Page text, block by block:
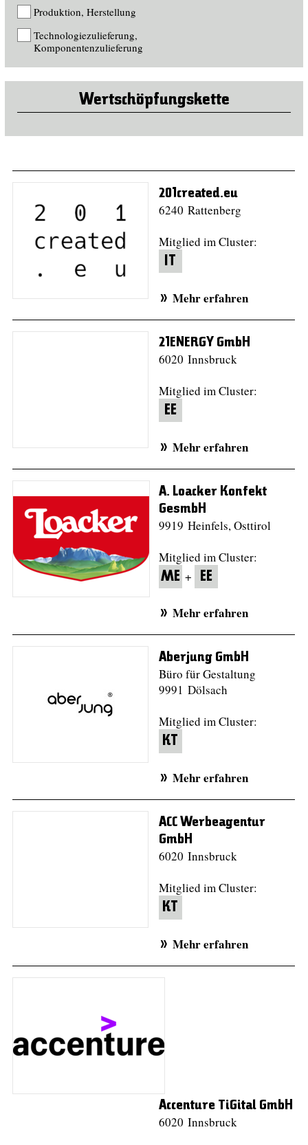
Produktion, Herstellung
Technologiezulieferung,
Komponentenzulieferung
Wertschöpfungskette
201created.eu
6240 Rattenberg
Mitglied im Cluster:
IT
Mehr erfahren
21ENERGY GmbH
6020 Innsbruck
Mitglied im Cluster:
EE
Mehr erfahren
A. Loacker Konfekt
GesmbH
9919 Heinfels, Osttirol
Mitglied im Cluster:
ME + EE
Mehr erfahren
Aberjung GmbH
Büro für Gestaltung
9991 Dölsach
Mitglied im Cluster:
KT
Mehr erfahren
ACC Werbeagentur
GmbH
6020 Innsbruck
Mitglied im Cluster:
KT
Mehr erfahren
Accenture TiGital GmbH
6020 Innsbruck